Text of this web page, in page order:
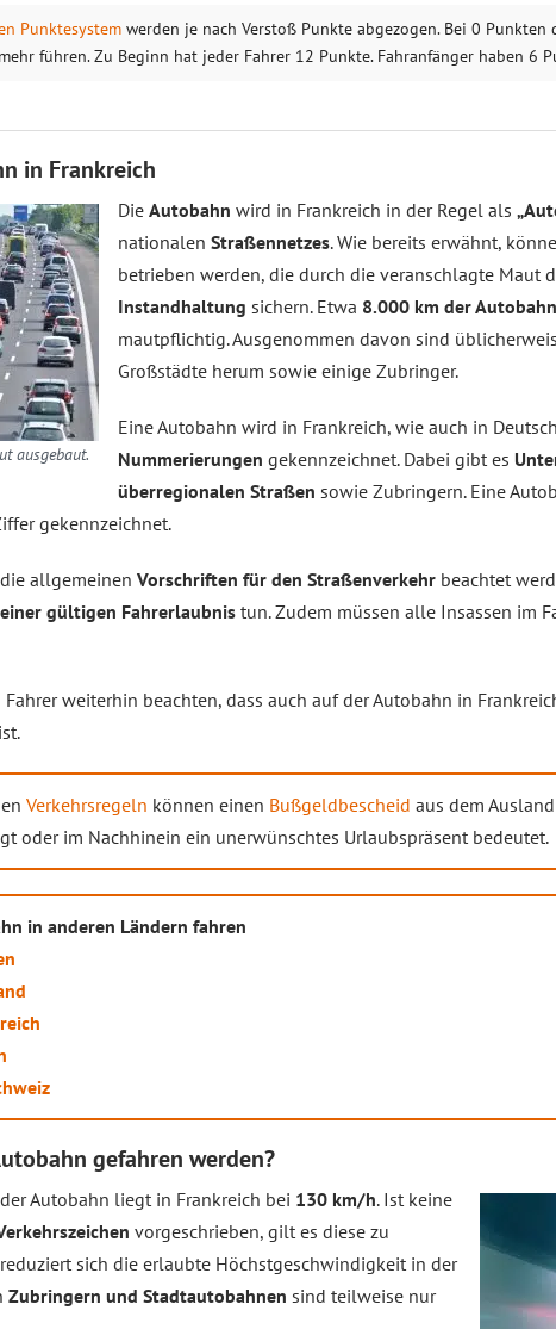
Punktesystem werden je nach Verstoß Punkte abgezogen. Bei 0 Punkten
führen. Zu Beginn hat jeder Fahrer 12 Punkte. Fahranfänger haben 6
in Frankreich
ausgebaut.
Die Autobahn wird in Frankreich in der Regel als
nationalen Straßennetzes. Wie bereits erwähnt,
betrieben werden, die durch die veranschlagte Maut
Instandhaltung sichern. Etwa 8.000 km der
mautpflichtig. Ausgenommen davon sind
Großstädte herum sowie einige Zubringer.
Eine Autobahn wird in Frankreich, wie auch in
Nummerierungen gekennzeichnet. Dabei gibt es
überregionalen Straßen sowie Zubringern. Eine
gekennzeichnet.
allgemeinen Vorschriften für den Straßenverkehr beachtet
gültigen Fahrerlaubnis tun. Zudem müssen alle Insassen im
weiterhin beachten, dass auch auf der Autobahn in
Verkehrsregeln können einen Bußgeldbescheid aus dem
oder im Nachhinein ein unerwünschtes Urlaubspräsent bedeutet.
in anderen Ländern fahren
gefahren werden?
Autobahn liegt in Frankreich bei 130 km/h. Ist keine
vorgeschrieben, gilt es diese zu
reduziert sich die erlaubte Höchstgeschwindigkeit in der
Zubringern und Stadtautobahnen sind teilweise nur